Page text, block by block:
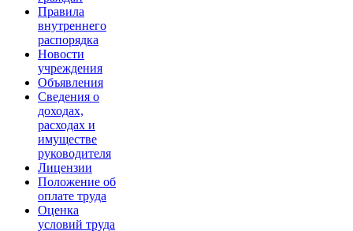
Правила
внутреннего
распорядка
Новости
учреждения
Объявления
Сведения о
доходах,
расходах и
имуществе
руководителя
Лицензии
Положение об
оплате труда
Оценка
условий труда